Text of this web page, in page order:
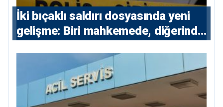
İki bıçaklı saldırı dosyasında yeni
gelişme: Biri mahkemede, diğerinde